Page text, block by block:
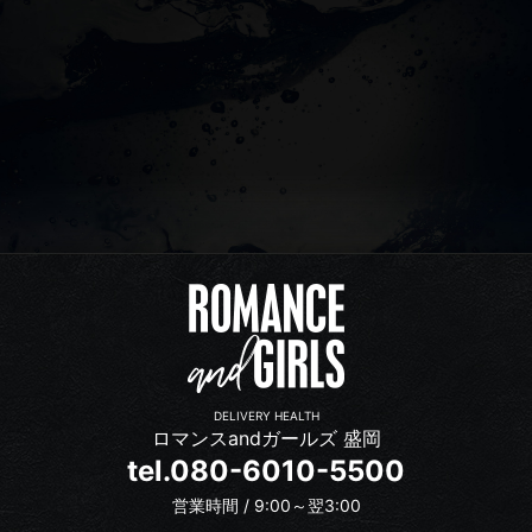
DELIVERY HEALTH
ロマンスandガールズ 盛岡
tel.080-6010-5500
営業時間 / 9:00～翌3:00